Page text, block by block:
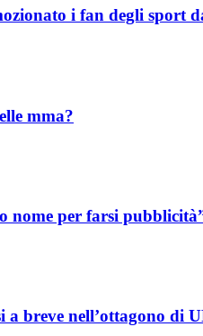
i fan degli sport
mma?
nome per farsi
breve nell’ottagono di